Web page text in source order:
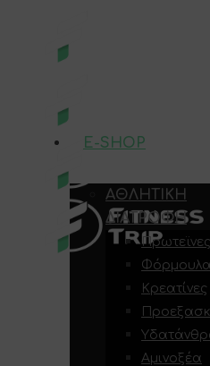
E-SHOP
ΑΘΛΗΤΙΚΉ
ΔΙΑΤΡΟΦΉ
Πρωτεϊνες
Κρεατίνες
Αμινοξέα